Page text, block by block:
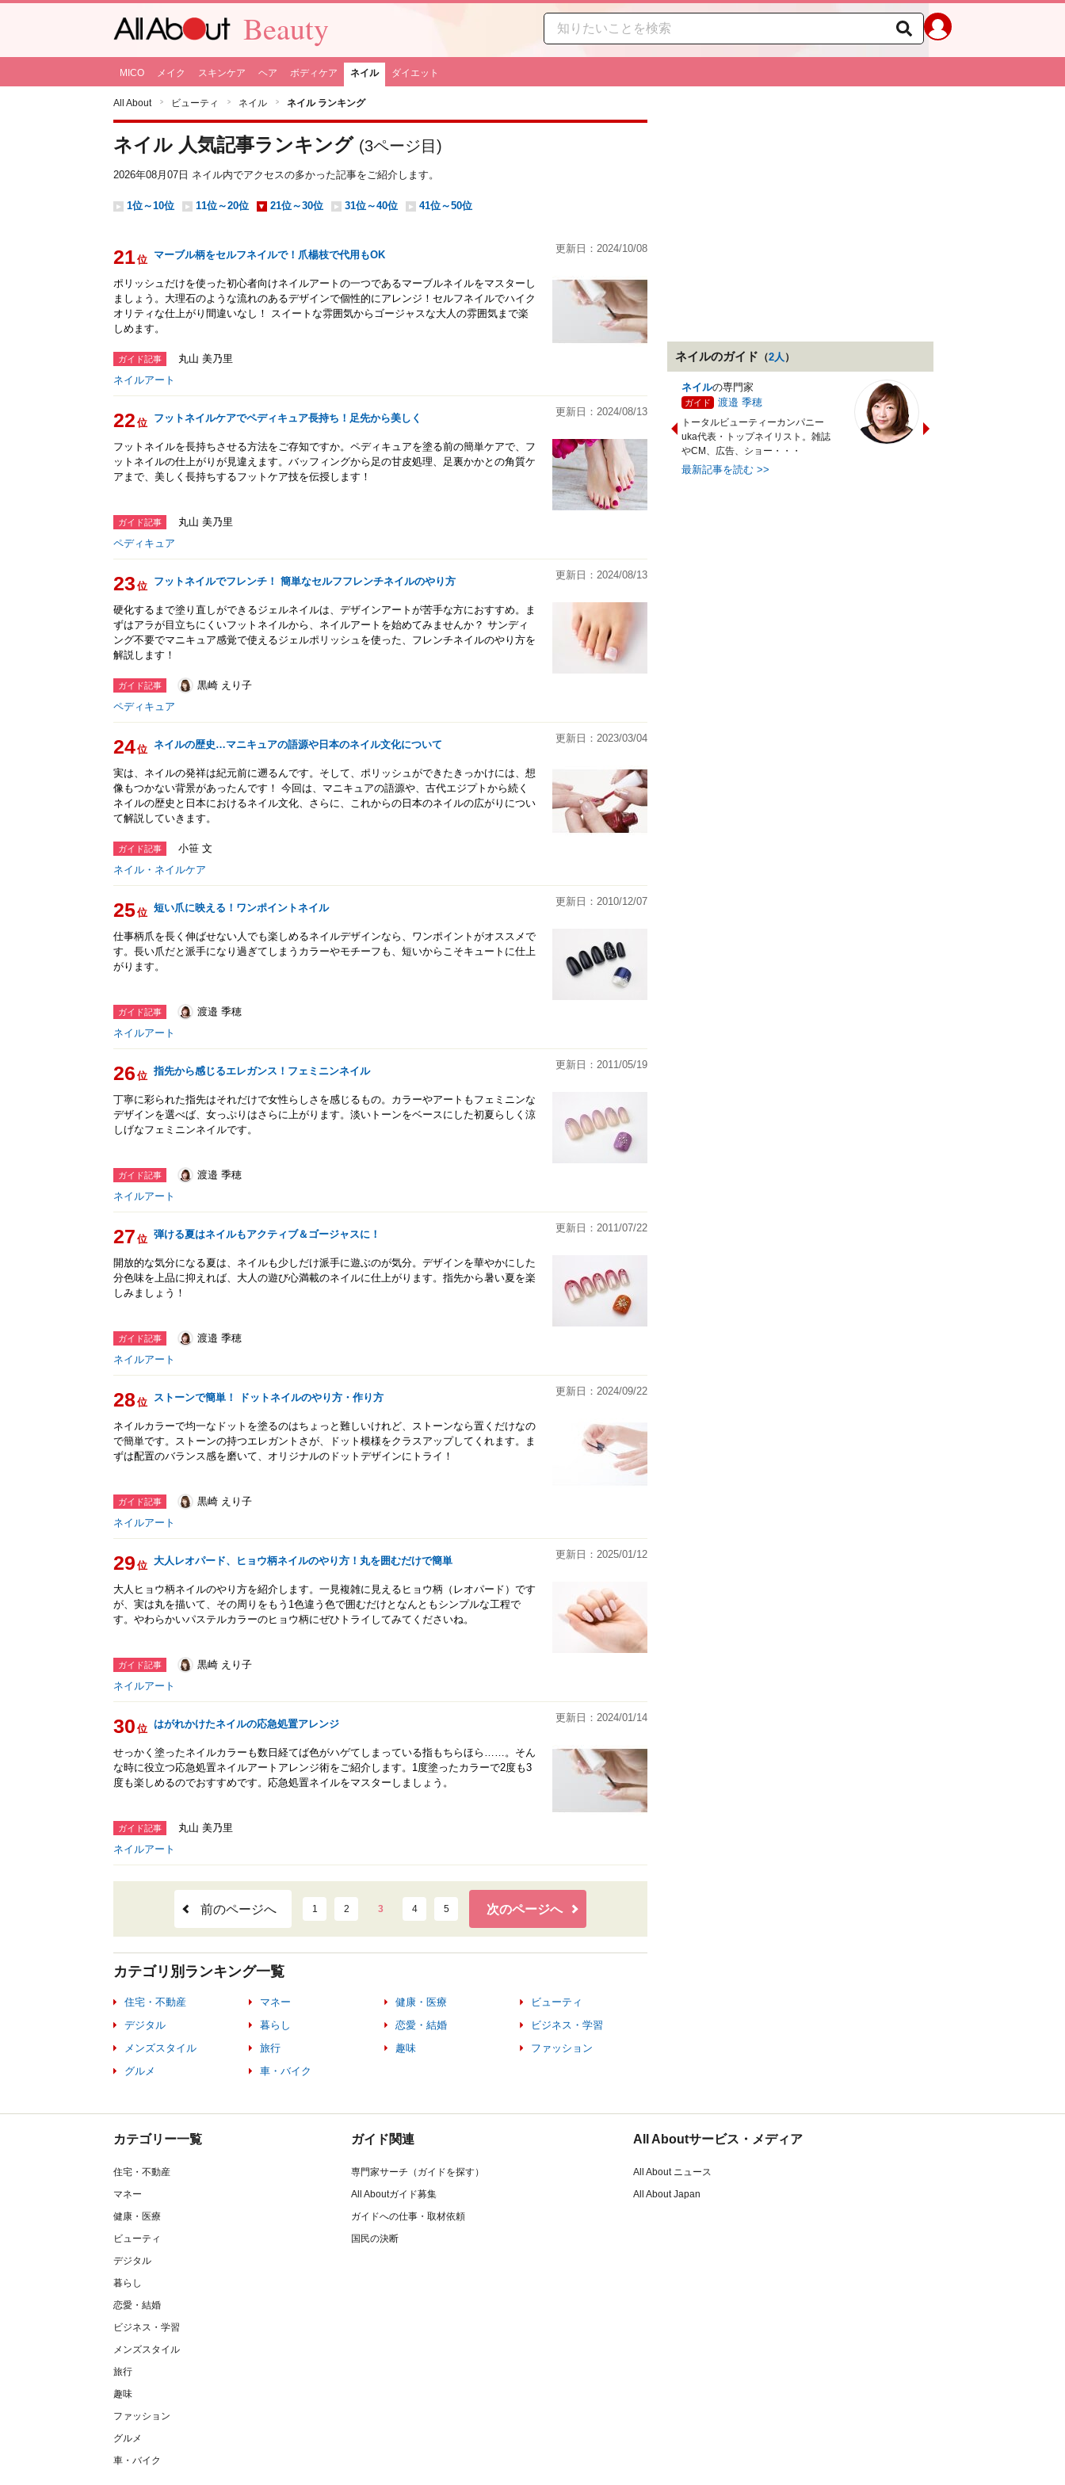
Beauty
MICO メイク スキンケア ヘア ボディケア ネイル ダイエット
All About ビューティ ネイル ネイル ランキング
ネイル 人気記事ランキング (3ページ目)
2026年08月07日 ネイル内でアクセスの多かった記事をご紹介します。
1位～10位 11位～20位 21位～30位 31位～40位 41位～50位
21位 マーブル柄をセルフネイルで！爪楊枝で代用もOK
更新日：2024/10/08
ポリッシュだけを使った初心者向けネイルアートの一つであるマーブルネイルをマスターし
ましょう。大理石のような流れのあるデザインで個性的にアレンジ！セルフネイルでハイク
オリティな仕上がり間違いなし！ スイートな雰囲気からゴージャスな大人の雰囲気まで楽
しめます。
ガイド記事
丸山 美乃里
ネイルアート
22 位 フットネイルケアでペディキュア長持ち！足先から美しく
更新日：2024/08/13
フットネイルを長持ちさせる方法をご存知ですか。ペディキュアを塗る前の簡単ケアで、フ
ットネイルの仕上がりが見違えます。バッフィングから足の甘皮処理、足裏かかとの角質ケ
アまで、美しく長持ちするフットケア技を伝授します！
ガイド記事
丸山 美乃里
ペディキュア
23 位 フットネイルでフレンチ！ 簡単なセルフフレンチネイルのやり方
更新日：2024/08/13
硬化するまで塗り直しができるジェルネイルは、デザインアートが苦手な方におすすめ。ま
ずはアラが目立ちにくいフットネイルから、ネイルアートを始めてみませんか？ サンディ
ング不要でマニキュア感覚で使えるジェルポリッシュを使った、フレンチネイルのやり方を
解説します！
ガイド記事
黒崎 えり子
ペディキュア
24位 ネイルの歴史…マニキュアの語源や日本のネイル文化について
更新日：2023/03/04
実は、ネイルの発祥は紀元前に遡るんです。そして、ポリッシュができたきっかけには、想
像もつかない背景があったんです！ 今回は、マニキュアの語源や、古代エジプトから続く
ネイルの歴史と日本におけるネイル文化、さらに、これからの日本のネイルの広がりについ
て解説していきます。
ガイド記事
小笹 文
ネイル・ネイルケア
25位 短い爪に映える！ワンポイントネイル
更新日：2010/12/07
仕事柄爪を長く伸ばせない人でも楽しめるネイルデザインなら、ワンポイントがオススメで
す。長い爪だと派手になり過ぎてしまうカラーやモチーフも、短いからこそキュートに仕上
がります。
ガイド記事
渡邉 季穂
ネイルアート
26 位 指先から感じるエレガンス！フェミニンネイル
更新日：2011/05/19
丁寧に彩られた指先はそれだけで女性らしさを感じるもの。カラーやアートもフェミニンな
デザインを選べば、女っぷりはさらに上がります。淡いトーンをベースにした初夏らしく涼
しげなフェミニンネイルです。
ガイド記事
渡邉 季穂
ネイルアート
27 位 弾ける夏はネイルもアクティブ＆ゴージャスに！
更新日：2011/07/22
開放的な気分になる夏は、ネイルも少しだけ派手に遊ぶのが気分。デザインを華やかにした
分色味を上品に抑えれば、大人の遊び心満載のネイルに仕上がります。指先から暑い夏を楽
しみましょう！
ガイド記事
渡邉 季穂
ネイルアート
28位 ストーンで簡単！ ドットネイルのやり方・作り方
更新日：2024/09/22
ネイルカラーで均一なドットを塗るのはちょっと難しいけれど、ストーンなら置くだけなの
で簡単です。ストーンの持つエレガントさが、ドット模様をクラスアップしてくれます。ま
ずは配置のバランス感を磨いて、オリジナルのドットデザインにトライ！
ガイド記事
黒崎 えり子
ネイルアート
29 位 大人レオパード、ヒョウ柄ネイルのやり方！丸を囲むだけで簡単
更新日：2025/01/12
大人ヒョウ柄ネイルのやり方を紹介します。一見複雑に見えるヒョウ柄（レオパード）です
が、実は丸を描いて、その周りをもう1色違う色で囲むだけとなんともシンプルな工程で
す。やわらかいパステルカラーのヒョウ柄にぜひトライしてみてくださいね。
ガイド記事
黒崎 えり子
ネイルアート
30 位 はがれかけたネイルの応急処置アレンジ
更新日：2024/01/14
せっかく塗ったネイルカラーも数日経てば色がハゲてしまっている指もちらほら……。そん
な時に役立つ応急処置ネイルアートアレンジ術をご紹介します。1度塗ったカラーで2度も3
度も楽しめるのでおすすめです。応急処置ネイルをマスターしましょう。
ガイド記事
丸山 美乃里
ネイルアート
前のページへ 1 2 3 4 5 次のページへ
カテゴリ別ランキング一覧
住宅・不動産 マネー 健康・医療
ビューティ
デジタル
暮らし 恋愛・結婚
ビジネス・学習
メンズスタイル
旅行 趣味
ファッション
グルメ
車・バイク
ネイルのガイド （2人 ）
ネイルの専門家
ガイド 渡邉 季穂
トータルビューティーカンパニー
uka代表・トップネイリスト。雑誌
やCM、広告、ショー・・・
最新記事を読む>>
ネイルサロン「erikonail（エリコ
ネイル）」主宰。「黒崎えり子ネ
カテゴリー一覧
住宅・不動産
マネー
健康・医療
ビューティ
デジタル
暮らし
恋愛・結婚
ビジネス・学習
メンズスタイル
旅行
趣味
ファッション
グルメ
車・バイク
ガイド関連
専門家サーチ（ガイドを探す）
All Aboutガイド募集
ガイドへの仕事・取材依頼
国民の決断
All Aboutサービス・メディア
All About ニュース
All About Japan